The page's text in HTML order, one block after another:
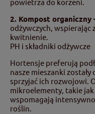
2. Kompost organiczny
odżywczych,
kwitnienie.
PH i składniki odżywcze
Hortensje preferują
nasze mieszanki
sprzyjać ich rozwojowi.
mikroelementy, takie
wspomagają
roślin.